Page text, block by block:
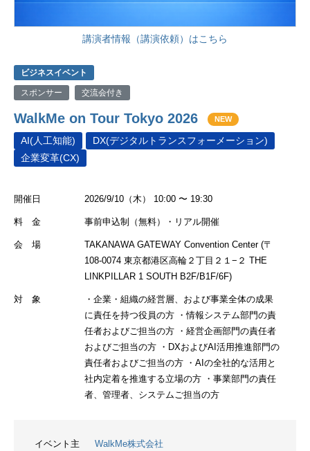
講演者情報（講演依頼）はこちら
ビジネスイベント
スポンサー 交流会付き
WalkMe on Tour Tokyo 2026 NEW
AI(人工知能)
DX(デジタルトランスフォーメーション)
企業変革(CX)
開催日 2026/9/10（木） 10:00 〜 19:30
料 金 事前申込制（無料）・リアル開催
会 場
TAKANAWA GATEWAY Convention Center (〒
108-0074 東京都港区高輪２丁目２１−２ THE
LINKPILLAR 1 SOUTH B2F/B1F/6F)
対 象
・企業・組織の経営層、および事業全体の成果
に責任を持つ役員の方 ・情報システム部門の責
任者およびご担当の方 ・経営企画部門の責任者
およびご担当の方 ・DXおよびAI活用推進部門の
責任者およびご担当の方 ・AIの全社的な活用と
社内定着を推進する立場の方 ・事業部門の責任
者、管理者、システムご担当の方
イベント主
WalkMe株式会社